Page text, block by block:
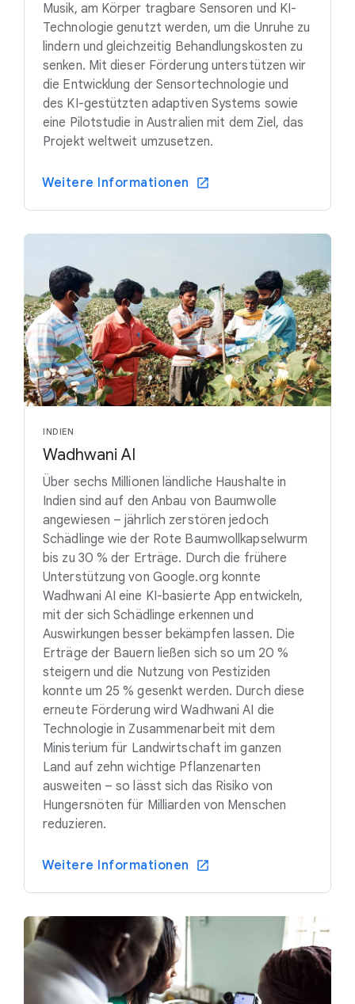
Musik, am Körper tragbare Sensoren und KI-
Technologie genutzt werden, um die Unruhe zu
lindern und gleichzeitig Behandlungskosten zu
senken. Mit dieser Förderung unterstützen wir
die Entwicklung der Sensortechnologie und
des KI-gestützten adaptiven Systems sowie
eine Pilotstudie in Australien mit dem Ziel, das
Projekt weltweit umzusetzen.
Weitere Informationen
INDIEN
Wadhwani AI
Über sechs Millionen ländliche Haushalte in
Indien sind auf den Anbau von Baumwolle
angewiesen – jährlich zerstören jedoch
Schädlinge wie der Rote Baumwollkapselwurm
bis zu 30 % der Erträge. Durch die frühere
Unterstützung von Google.org konnte
Wadhwani AI eine KI-basierte App entwickeln,
mit der sich Schädlinge erkennen und
Auswirkungen besser bekämpfen lassen. Die
Erträge der Bauern ließen sich so um 20 %
steigern und die Nutzung von Pestiziden
konnte um 25 % gesenkt werden. Durch diese
erneute Förderung wird Wadhwani AI die
Technologie in Zusammenarbeit mit dem
Ministerium für Landwirtschaft im ganzen
Land auf zehn wichtige Pflanzenarten
ausweiten – so lässt sich das Risiko von
Hungersnöten für Milliarden von Menschen
reduzieren.
Weitere Informationen